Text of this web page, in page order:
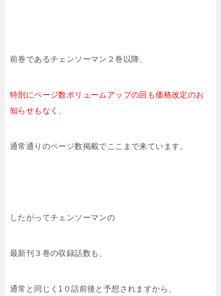
前巻であるチェンソーマン２巻以降、
特別にページ数ボリュームアップの回も価格改定のお
知らせもなく
通常通りのページ数掲載でここまで来ています。
したがってチェンソーマンの
最新刊３巻の収録話数も、
通常と同じく1０話前後と予想されますから、